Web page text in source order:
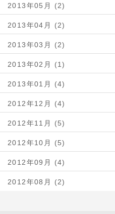
2013年05月 (2)
2013年04月 (2)
2013年03月 (2)
2013年02月 (1)
2013年01月 (4)
2012年12月 (4)
2012年11月 (5)
2012年10月 (5)
2012年09月 (4)
2012年08月 (2)